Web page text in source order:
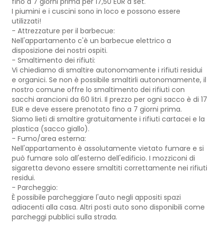
I piumini e i cuscini sono in loco e possono essere
utilizzati!
- Attrezzature per il barbecue:
Nell'appartamento c'è un barbecue elettrico a
disposizione dei nostri ospiti.
- Smaltimento dei rifiuti:
Vi chiediamo di smaltire autonomamente i rifiuti residui
e organici. Se non è possibile smaltirli autonomamente, il
nostro comune offre lo smaltimento dei rifiuti con
sacchi arancioni da 60 litri. Il prezzo per ogni sacco è di 17
EUR e deve essere prenotato fino a 7 giorni prima.
Siamo lieti di smaltire gratuitamente i rifiuti cartacei e la
plastica (sacco giallo).
- Fumo/area esterna:
Nell'appartamento è assolutamente vietato fumare e si
può fumare solo all'esterno dell'edificio. I mozziconi di
sigaretta devono essere smaltiti correttamente nei rifiuti
residui.
- Parcheggio:
È possibile parcheggiare l'auto negli appositi spazi
adiacenti alla casa. Altri posti auto sono disponibili come
parcheggi pubblici sulla strada.